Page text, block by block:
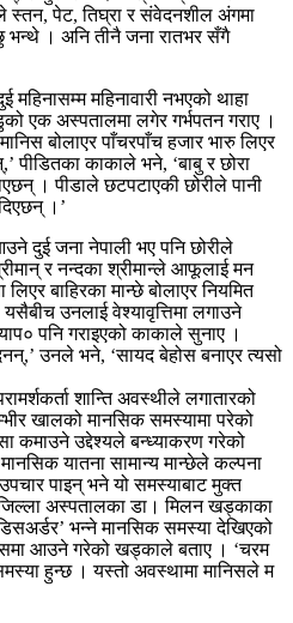
स्तन, पेट, तिघ्रा र संवेदनशील अंगमा
भन्थे । अनि तीनै जना रातभर सँगै
महिनासम्म महिनावारी नभएको थाहा
एक अस्पतालमा लगेर गर्भपतन गराए ।
बोलाएर पाँचरपाँच हजार भारु लिएर
पीडितका काकाले भने, ‘बाबु र छोरा
। पीडाले छटपटाएकी छोरीले पानी
।’
दुई जना नेपाली भए पनि छोरीले
र नन्दका श्रीमान्ले आफूलाई मन
बाहिरका मान्छे बोलाएर नियमित
उनलाई वेश्यावृत्तिमा लगाउने
पनि गराइएको काकाले सुनाए ।
उनले भने, ‘सायद बेहोस बनाएर त्यसो
शान्ति अवस्थीले लगातारको
खालको मानसिक समस्यामा परेको
कमाउने उद्देश्यले बन्ध्याकरण गरेको
यातना सामान्य मान्छेले कल्पना
पाइन् भने यो समस्याबाट मुक्त
अस्पतालका डा। मिलन खड्काका
भन्ने मानसिक समस्या देखिएको
आउने गरेको खड्काले बताए । ‘चरम
हुन्छ । यस्तो अवस्थामा मानिसले म